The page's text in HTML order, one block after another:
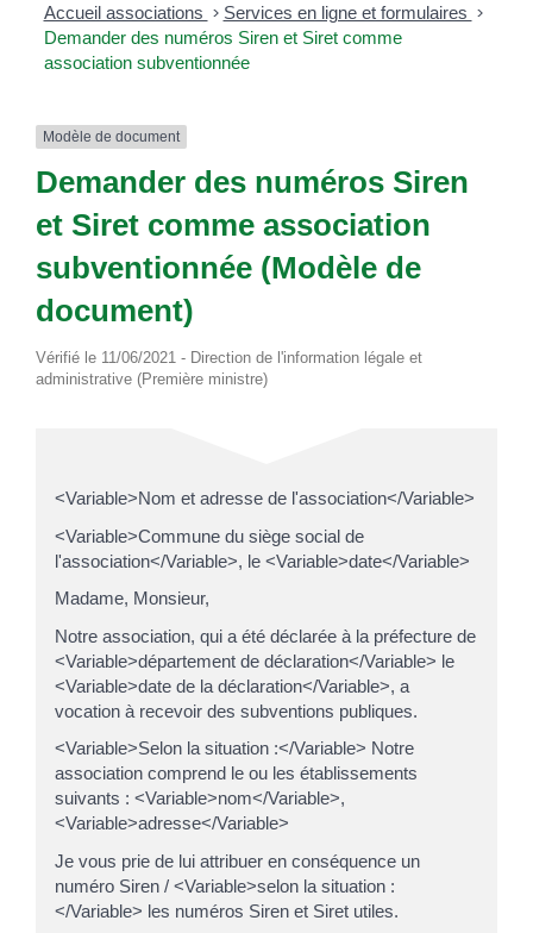
Accueil associations > Services en ligne et formulaires >
Demander des numéros Siren et Siret comme
association subventionnée
Modèle de document
Demander des numéros Siren
et Siret comme association
subventionnée (Modèle de
document)
Vérifié le 11/06/2021 - Direction de l'information légale et
administrative (Première ministre)
<Variable>Nom et adresse de l'association</Variable>
<Variable>Commune du siège social de
l'association</Variable>, le <Variable>date</Variable>
Madame, Monsieur,
Notre association, qui a été déclarée à la préfecture de
<Variable>département de déclaration</Variable> le
<Variable>date de la déclaration</Variable>, a
vocation à recevoir des subventions publiques.
<Variable>Selon la situation :</Variable> Notre
association comprend le ou les établissements
suivants : <Variable>nom</Variable>,
<Variable>adresse</Variable>
Je vous prie de lui attribuer en conséquence un
numéro Siren / <Variable>selon la situation :
</Variable> les numéros Siren et Siret utiles.